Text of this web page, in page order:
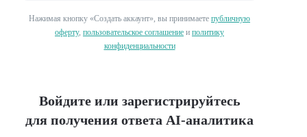
Нажимая кнопку «Создать аккаунт», вы принимаете публичную
оферту, пользовательское соглашение и политику
конфиденциальности
Войдите или зарегистрируйтесь
для получения ответа AI-аналитика